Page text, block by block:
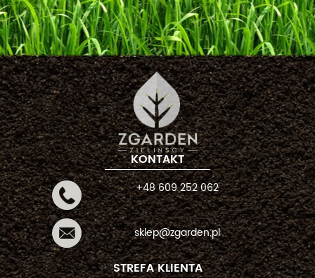
KONTAKT
+48 609 252 062
sklep@zgarden.pl
STREFA KLIENTA